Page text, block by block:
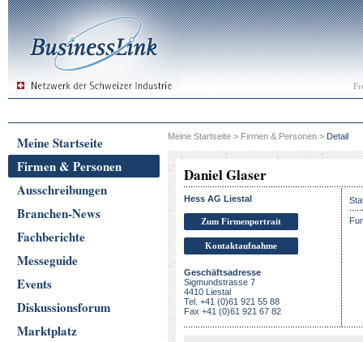
Meine Startseite
Firmen & Personen
Ausschreibungen
Branchen-News
Fachberichte
Messeguide
Events
Diskussionsforum
Marktplatz
Meine Startseite > Firmen & Personen > Detail
Daniel Glaser
Hess AG Liestal
Zum Firmenportrait
Kontaktaufnahme
Geschäftsadresse
Sigmundstrasse 7
4410 Liestal
Tel. +41 (0)61 921 55 88
Fax +41 (0)61 921 67 82